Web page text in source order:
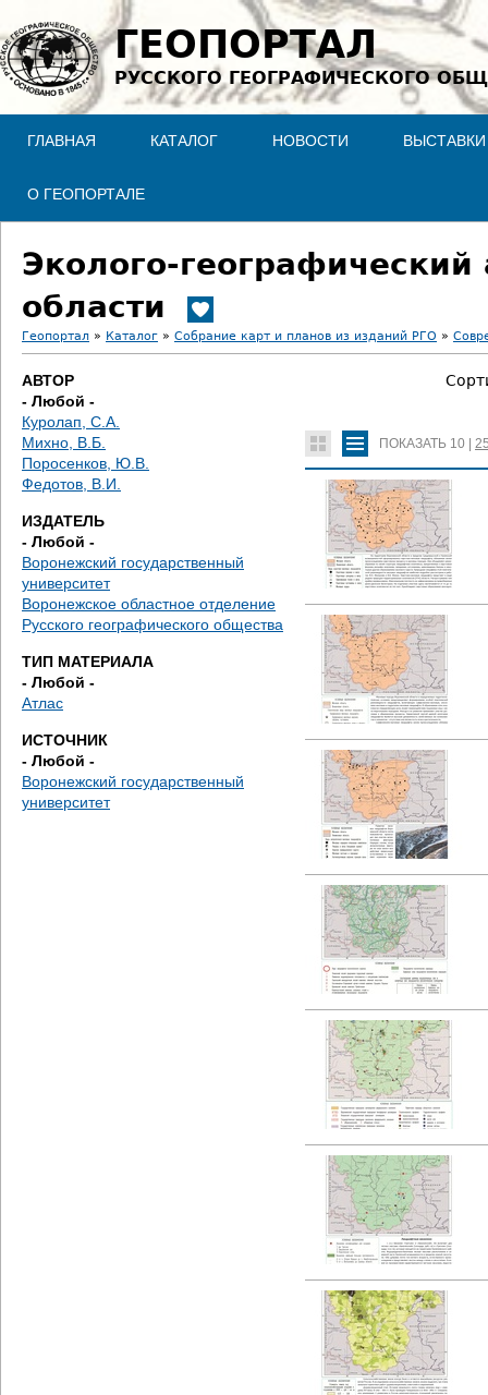
Jump to navigation
ГЕОПОРТАЛ
РУССКОГО ГЕОГРАФИЧЕСКОГО
ГЛАВНАЯ КАТАЛОГ НОВОСТИ ВЫСТАВКИ
О ГЕОПОРТАЛЕ
Эколого-
области
В
ы
з
д
е
с
ь
Геопортал » Каталог » Собрание карт и планов из изданий РГО »
АВТОР
- Любой -
Куролап, С.А.
Михно, В.Б.
Поросенков, Ю.В.
Федотов, В.И.
ИЗДАТЕЛЬ
- Любой -
Воронежский государственный
университет
Воронежское областное отделение
Русского географического общества
ТИП МАТЕРИАЛА
- Любой -
Атлас
ИСТОЧНИК
- Любой -
Воронежский государственный
университет
ПОКАЗАТЬ 10